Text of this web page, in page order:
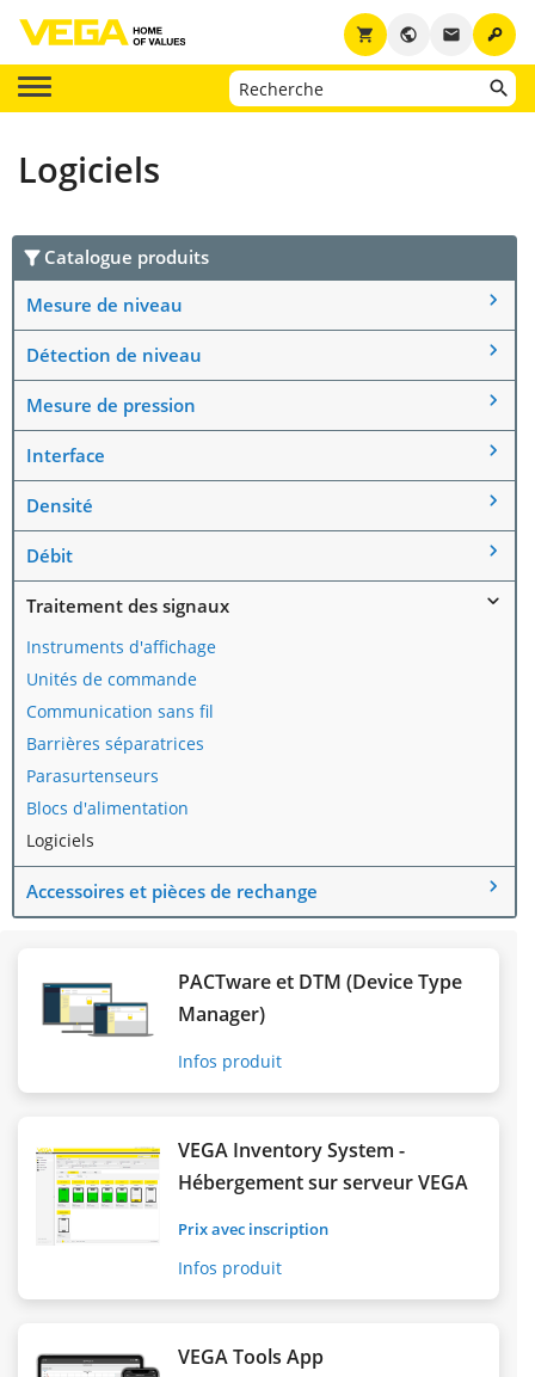
key
email
public
shopping_cart
Logiciels
Catalogue produits
Mesure de niveau
Détection de niveau
Mesure de pression
Interface
Densité
Débit
Traitement des signaux
Instruments d'affichage
Unités de commande
Communication sans fil
Barrières séparatrices
Parasurtenseurs
Blocs d'alimentation
Logiciels
Accessoires et pièces de rechange
PACTware et DTM (Device Type
Manager)
Infos produit
VEGA Inventory System -
Hébergement sur serveur VEGA
Prix avec inscription
Infos produit
VEGA Tools App